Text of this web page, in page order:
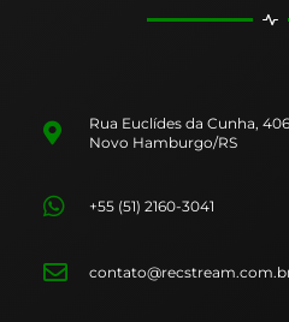
Rua Euclídes da Cunha,
Novo Hamburgo/RS
+55 (51) 2160-3041